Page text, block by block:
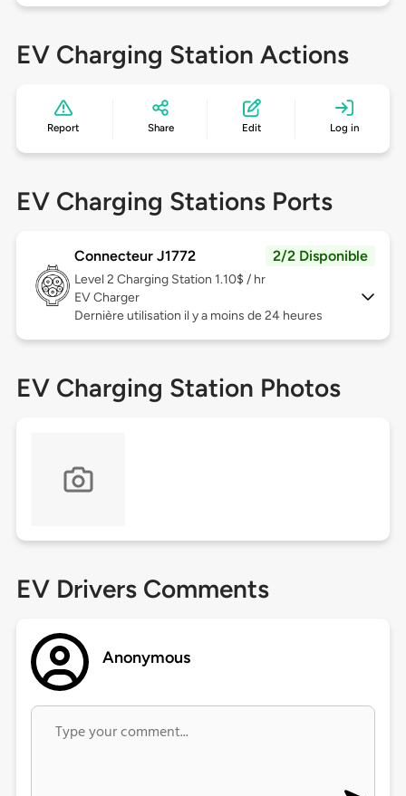
EV Charging Station Actions
Report Share Edit Log in
EV Charging Stations Ports
Connecteur J1772 2/2 Disponible
Level 2 Charging Station 1.10$ / hr
EV Charger
Dernière utilisation il y a moins de 24 heures
EV Charging Station Photos
EV Drivers Comments
Anonymous